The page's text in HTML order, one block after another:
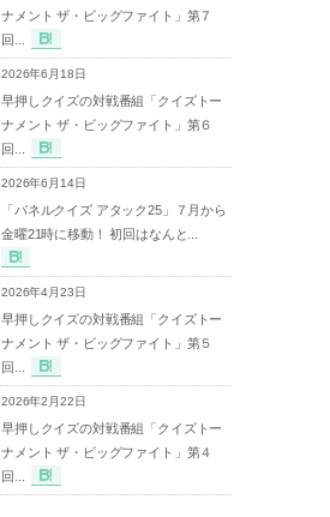
ナメント ザ・ビッグファイト」第７
回...
2026年6月18日
早押しクイズの対戦番組「クイズトー
ナメント ザ・ビッグファイト」第６
回...
2026年6月14日
「パネルクイズ アタック25」７月から
金曜21時に移動！ 初回はなんと...
2026年4月23日
早押しクイズの対戦番組「クイズトー
ナメント ザ・ビッグファイト」第５
回...
2026年2月22日
早押しクイズの対戦番組「クイズトー
ナメント ザ・ビッグファイト」第４
回...